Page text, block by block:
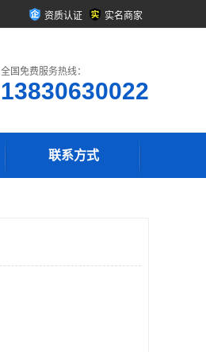
资质认证 实名商家
全国免费服务热线：
13830630022
联系方式